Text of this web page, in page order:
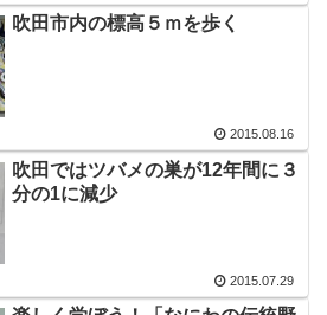
吹田市内の標高５ｍを歩く
2015.08.16
吹田ではツバメの巣が12年間に３
分の1に減少
2015.07.29